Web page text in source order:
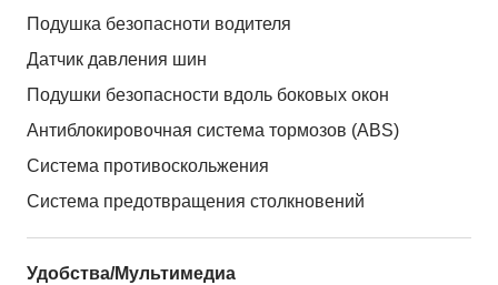
Подушка безопасноти водителя
Датчик давления шин
Подушки безопасности вдоль боковых окон
Антиблокировочная система тормозов (ABS)
Система противоскольжения
Система предотвращения столкновений
Удобства/Мультимедиа